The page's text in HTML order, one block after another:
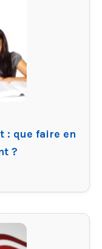
: que faire en
?